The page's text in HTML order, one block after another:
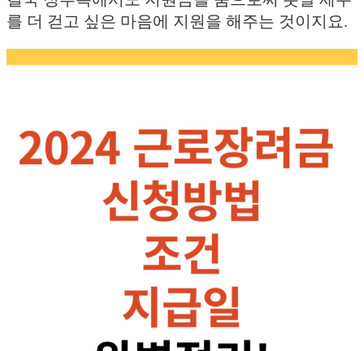
를 더 걷고 싶은 마음에 지원을 해주는 것이지요.